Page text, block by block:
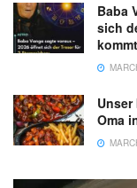
Baba
sich
Oma